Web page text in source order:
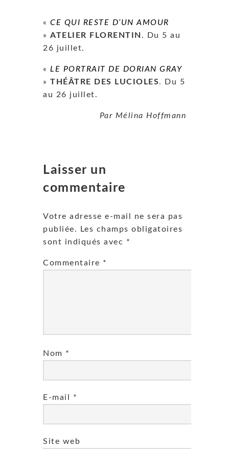
« CE QUI RESTE D’UN AMOUR
» ATELIER FLORENTIN . Du 5 au
26 juillet.
« LE PORTRAIT DE DORIAN GRAY
» THÉÂTRE DES LUCIOLES. Du 5
au 26 juillet.
Par Mélina Hoffmann
Laisser un
commentaire
Votre adresse e-mail ne sera pas
publiée.
Les champs obligatoires
sont indiqués avec *
Commentaire *
Nom *
E-mail *
Site web